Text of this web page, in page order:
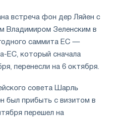
встреча фон дер Ляйен с
Владимиром Зеленским в
саммита ЕС —
ЕС, который сначала
перенесли на 6 октября.
совета Шарль
был прибыть с визитом в
перешел на